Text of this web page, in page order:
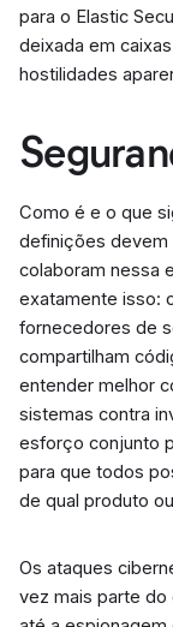
para o Elastic
deixada em
hostilidades
Como é e o que
definições devem
colaboram nessa
exatamente isso:
fornecedores de
compartilham
entender melhor
sistemas contra
esforço conjunto
para que todos
de qual produto
Os ataques
vez mais parte do